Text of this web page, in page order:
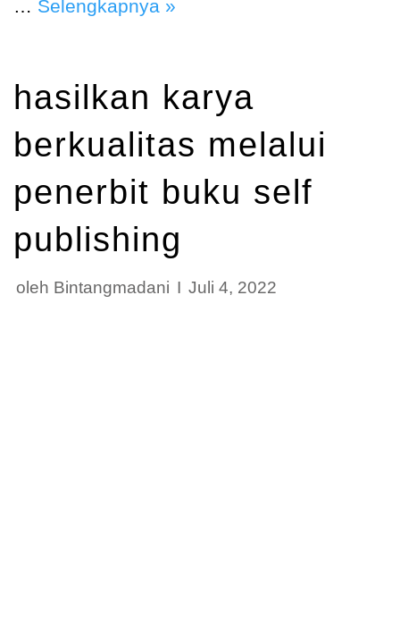
… Selengkapnya »
hasilkan karya
berkualitas melalui
penerbit buku self
publishing
oleh Bintangmadani Juli 4, 2022